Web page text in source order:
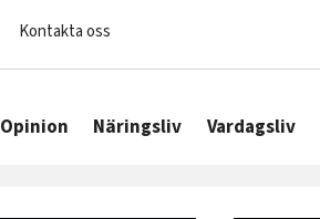
Kontakta oss
Opinion Näringsliv Vardagsliv